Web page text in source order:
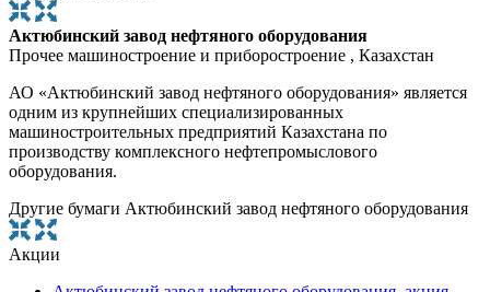
Актюбинский завод нефтяного оборудования
Прочее машиностроение и приборостроение , Казахстан
АО «Актюбинский завод нефтяного оборудования» является
одним из крупнейших специализированных
машиностроительных предприятий Казахстана по
производству комплексного нефтепромыслового
оборудования.
Другие бумаги Актюбинский завод нефтяного оборудования
Акции